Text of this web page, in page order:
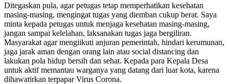
Ditegaskan pula, agar petugas tetap memperhatikan kesehatan
masing-masing, mengingat tugas yang diemban cukup berat. Saya
minta kepada petugas untuk menjaga kesehatan masing-masing,
jangan sampai kelelahan, laksanakan tugas jaga bergiliran.
Masyarakat agar mengiikuti anjuran pemerintah, hindari kerumunan,
jaga jarak aman dengan orang lain atau social distancing dan
lakukan pola hidup bersih dan sehat. Kepada para Kepala Desa
untuk aktif memantau warganya yang datang dari luar kota, karena
dihawatirkan terpapar Virus Corona.